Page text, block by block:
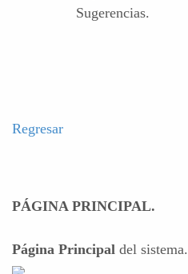
Sugerencias.
Regresar
PÁGINA PRINCIPAL.
Página Principal del sistema.